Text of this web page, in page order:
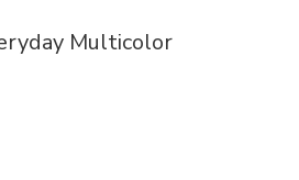
Multicolor